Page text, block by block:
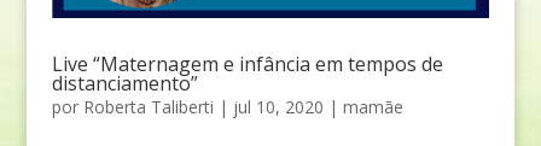
Live “Maternagem e infância em tempos de
distanciamento”
por Roberta Taliberti | jul 10, 2020 | mamãe